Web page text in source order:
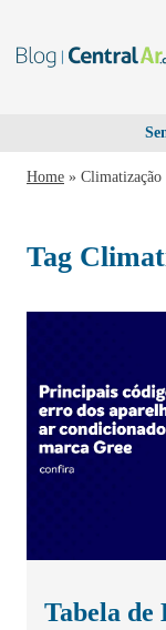
Home » Climatização
Tag
Tabela